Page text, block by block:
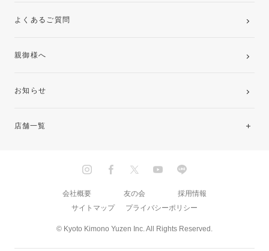
よくあるご質問
親御様へ
お知らせ
店舗一覧
© Kyoto Kimono Yuzen Inc. All Rights Reserved.
会社概要 友の会
採用情報
サイトマップ
プライバシーポリシー